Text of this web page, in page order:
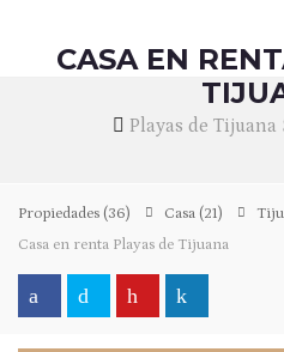
CASA EN
Playas de
Propiedades (36) Casa (21)
Casa en renta Playas de Tijuana